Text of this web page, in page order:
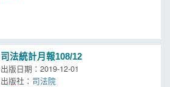
司法統計月報108/12
出版日期：2019-12-01
出版社： 司法院